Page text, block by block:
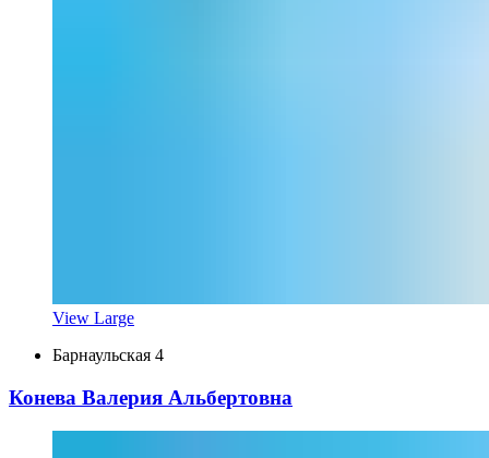
View Large
Барнаульская 4
Конева Валерия Альбертовна